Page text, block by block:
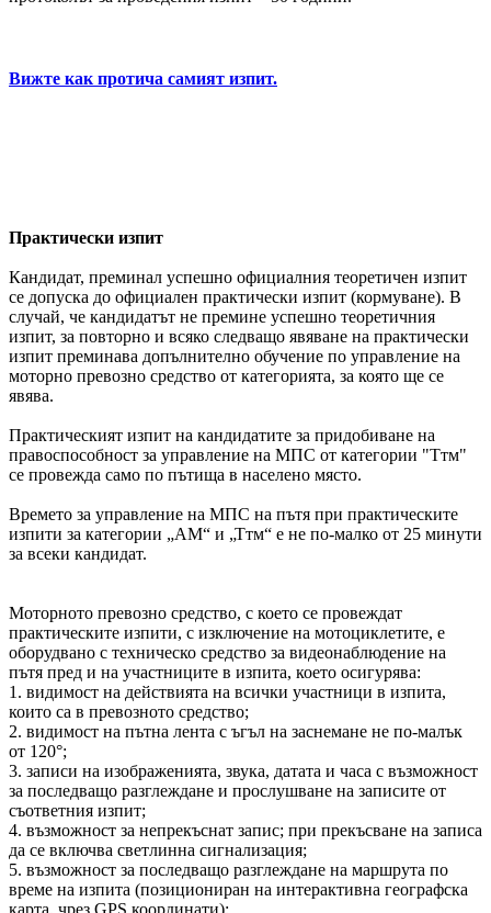
Вижте как протича самият изпит.
Практически изпит
Кандидат, преминал успешно официалния теоретичен изпит
се допуска до официален практически изпит (кормуване). В
случай, че кандидатът не премине успешно теоретичния
изпит, за повторно и всяко следващо явяване на практически
изпит преминава допълнително обучение по управление на
моторно превозно средство от категорията, за която ще се
явява.
Практическият изпит на кандидатите за придобиване на
правоспособност за управление на МПС от категории "Ттм"
се провежда само по пътища в населено място.
Времето за управление на МПС на пътя при практическите
изпити за категории „АМ“ и „Ттм“ е не по-малко от 25 минути
за всеки кандидат.
Моторното превозно средство, с което се провеждат
практическите изпити, с изключение на мотоциклетите, е
оборудвано с техническо средство за видеонаблюдение на
пътя пред и на участниците в изпита, което осигурява:
1. видимост на действията на всички участници в изпита,
които са в превозното средство;
2. видимост на пътна лента с ъгъл на заснемане не по-малък
от 120°;
3. записи на изображенията, звука, датата и часа с възможност
за последващо разглеждане и прослушване на записите от
съответния изпит;
4. възможност за непрекъснат запис; при прекъсване на записа
да се включва светлинна сигнализация;
5. възможност за последващо разглеждане на маршрута по
време на изпита (позициониран на интерактивна географска